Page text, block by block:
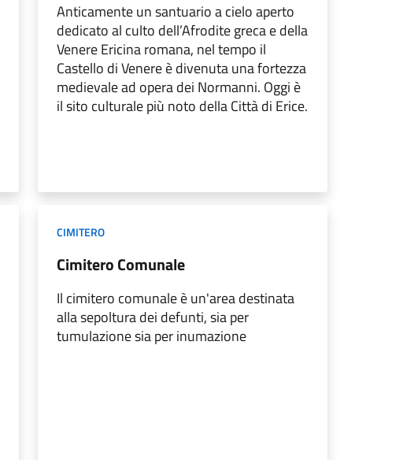
Anticamente un santuario a cielo aperto
dedicato al culto dell’Afrodite greca e della
Venere Ericina romana, nel tempo il
Castello di Venere è divenuta una fortezza
medievale ad opera dei Normanni. Oggi è
il sito culturale più noto della Città di Erice.
CIMITERO
Cimitero Comunale
Il cimitero comunale è un'area destinata
alla sepoltura dei defunti, sia per
tumulazione sia per inumazione